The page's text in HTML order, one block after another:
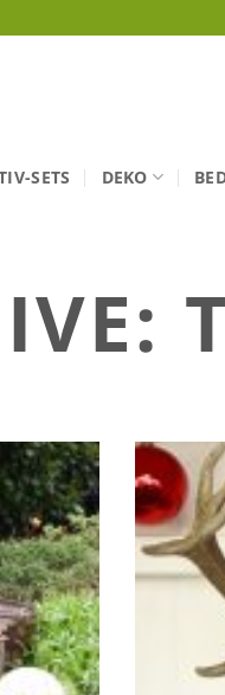
SETS DEKO